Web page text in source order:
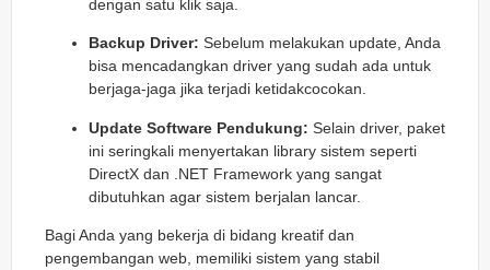
dengan satu klik saja.
Backup Driver: Sebelum melakukan update, Anda
bisa mencadangkan driver yang sudah ada untuk
berjaga-jaga jika terjadi ketidakcocokan.
Update Software Pendukung: Selain driver, paket
ini seringkali menyertakan library sistem seperti
DirectX dan .NET Framework yang sangat
dibutuhkan agar sistem berjalan lancar.
Bagi Anda yang bekerja di bidang kreatif dan
pengembangan web, memiliki sistem yang stabil